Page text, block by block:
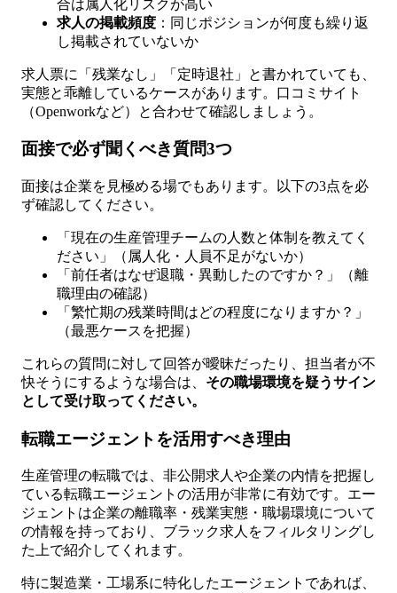
合は属人化リスクが高い
求人の掲載頻度 ：同じポジションが何度も繰り返
し掲載されていないか
求人票に「残業なし」「定時退社」と書かれていても、
実態と乖離しているケースがあります。口コミサイト
（Openworkなど）と合わせて確認しましょう。
面接で必ず聞くべき質問3つ
面接は企業を見極める場でもあります。以下の3点を必
ず確認してください。
「現在の生産管理チームの人数と体制を教えてく
ださい」（属人化・人員不足がないか）
「前任者はなぜ退職・異動したのですか？」（離
職理由の確認）
「繁忙期の残業時間はどの程度になりますか？」
（最悪ケースを把握）
これらの質問に対して回答が曖昧だったり、担当者が不
快そうにするような場合は、 その職場環境を疑うサイン
として受け取ってください。
転職エージェントを活用すべき理由
生産管理の転職では、非公開求人や企業の内情を把握し
ている転職エージェントの活用が非常に有効です。エー
ジェントは企業の離職率・残業実態・職場環境について
の情報を持っており、ブラック求人をフィルタリングし
た上で紹介してくれます。
特に製造業・工場系に特化したエージェントであれば、